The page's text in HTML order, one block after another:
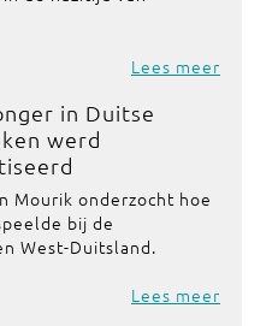
Lees meer
in Duitse
werd
Mourik onderzocht hoe
bij de
West-Duitsland.
Lees meer